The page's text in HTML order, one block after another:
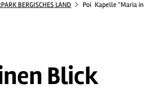
BERGISCHES LAND Poi Kapelle "Maria
Blick